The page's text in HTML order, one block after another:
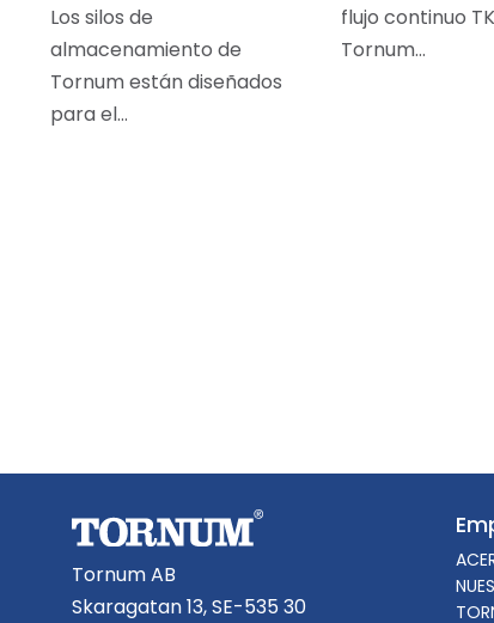
Los silos de
almacenamiento de
Tornum están diseñados
para el…
flujo continuo
Tornum…
Tornum AB
Skaragatan 13, SE-535 30